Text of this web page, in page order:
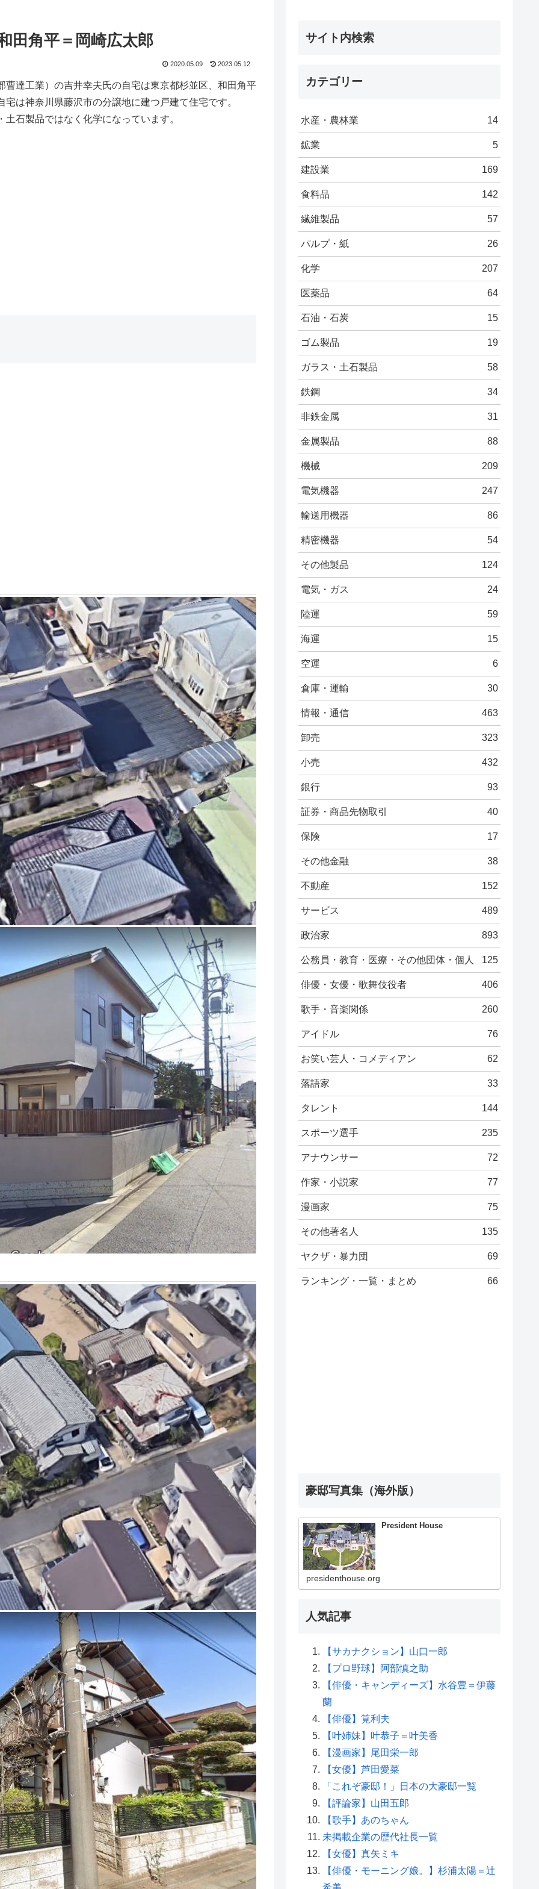
田角平＝岡崎広太郎
2020.05.09 2023.05.12
達工業）の吉井幸夫氏の自宅は東京都杉並区、和田角平
は神奈川県藤沢市の分譲地に建つ戸建て住宅です。
石製品ではなく化学になっています。
サイト内検索
カテゴリー
水産・農林業 14
鉱業 5
建設業 169
食料品 142
繊維製品 57
パルプ・紙 26
化学 207
医薬品 64
石油・石炭 15
ゴム製品 19
ガラス・土石製品 58
鉄鋼 34
非鉄金属 31
金属製品 88
機械 209
電気機器 247
輸送用機器 86
精密機器 54
その他製品 124
電気・ガス 24
陸運 59
海運 15
空運 6
倉庫・運輸 30
情報・通信 463
卸売 323
小売 432
銀行 93
証券・商品先物取引 40
保険 17
その他金融 38
不動産 152
サービス 489
政治家 893
公務員・教育・医療・その他団体・個人 125
俳優・女優・歌舞伎役者 406
歌手・音楽関係 260
アイドル 76
お笑い芸人・コメディアン 62
落語家 33
タレント 144
スポーツ選手 235
アナウンサー 72
作家・小説家 77
漫画家 75
その他著名人 135
ヤクザ・暴力団 69
ランキング・一覧・まとめ 66
豪邸写真集（海外版）
President House
presidenthouse.org
人気記事
【サカナクション】山口一郎
【プロ野球】阿部慎之助
【俳優・キャンディーズ】水谷豊＝伊藤
蘭
【俳優】筧利夫
【叶姉妹】叶恭子＝叶美香
【漫画家】尾田栄一郎
【女優】芦田愛菜
「これぞ豪邸！」日本の大豪邸一覧
【評論家】山田五郎
【歌手】あのちゃん
未掲載企業の歴代社長一覧
【女優】真矢ミキ
【俳優・モーニング娘。】杉浦太陽＝辻